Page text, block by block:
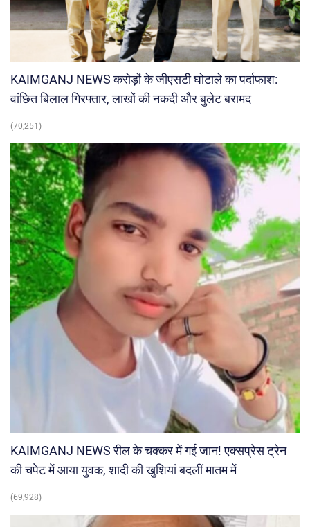
KAIMGANJ NEWS करोड़ों के जीएसटी घोटाले का पर्दाफाश:
वांछित बिलाल गिरफ्तार, लाखों की नकदी और बुलेट बरामद
(70,251)
KAIMGANJ NEWS रील के चक्कर में गई जान! एक्सप्रेस ट्रेन
की चपेट में आया युवक, शादी की खुशियां बदलीं मातम में
(69,928)